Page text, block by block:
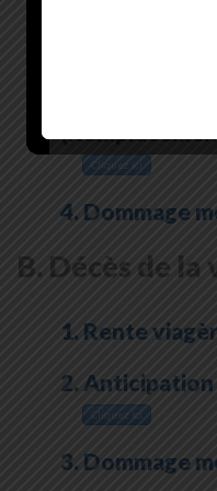
2. Rente
Cliquez ici
4. Dommage
B. Décès de
1. Rente
2.
Cliquez ici
3. Dommage